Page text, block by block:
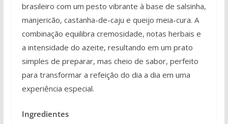
brasileiro com um pesto vibrante à base de salsinha,
manjericão, castanha-de-caju e queijo meia-cura. A
combinação equilibra cremosidade, notas herbais e
a intensidade do azeite, resultando em um prato
simples de preparar, mas cheio de sabor, perfeito
para transformar a refeição do dia a dia em uma
experiência especial.
Ingredientes